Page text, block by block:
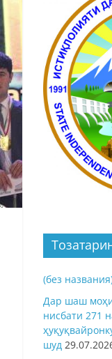
(без
Дар шаш
нисбати 271
шуд